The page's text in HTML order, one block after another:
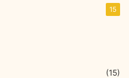
15
(15)